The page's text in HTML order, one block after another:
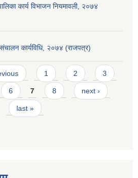
कार्य विभाजन नियमावली, २०७४
कार्यविधि, २०७४ (राजपत्र)
1 2 3
6 7 8 next ›
last »